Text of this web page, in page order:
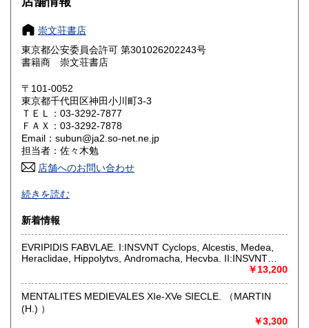
奈良県
鳥取県 600円 島根県
岡山県
山口県 600円
香川県
高知県 600円
佐賀県
熊本県 600円 大分県 600円
宮崎県 600円 鹿児島県 600円
沖縄県 600円
崇文荘書店
東京都公安委員会許可 第301026202243号
書籍商 崇文荘書店
〒101-0052
東京都千代田区神田小川町3-3
ＴＥＬ：03-3292-7877
ＦＡＸ：03-3292-7878
Email：subun@ja2.so-net.ne.jp
担当者：佐々木勉
店舗へのお問い合わせ
人文・社会科学系洋古書の専門店です。探求書の依頼も随時
受け付けていますのでお気軽に御連絡下さい。
沿線名：-
最寄駅：神保町 小川町 御茶ノ水
営業時間：10-18
定休日：日・祝祭日
洋古書全般の買取をしています。まずは御気軽に電話、メー
続きを読む
新着情報
EVRIPIDIS FABVLAE. I:INSVNT Cyclops, Alcestis, Medea,
Heraclidae, Hippolytvs, Andromacha, Hecvba. II:INSVNT
Svpplices, Electra, Hercvles, Troades, Iphigenia in Tavris,
Ion. III:INSVNT Helena, Phoenissae, Orestes, Bacchae
Iphigenia Avlidensis, Rhesvs. （EURIPIDES: MURRAY (G.)
）
￥13,200
MENTALITES MEDIEVALES XIe-XVe SIECLE. （MARTIN
(H.) ）
￥3,300